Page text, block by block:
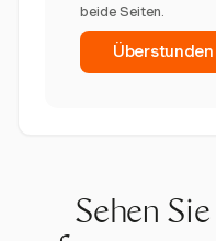
beide Seiten.
Sehen